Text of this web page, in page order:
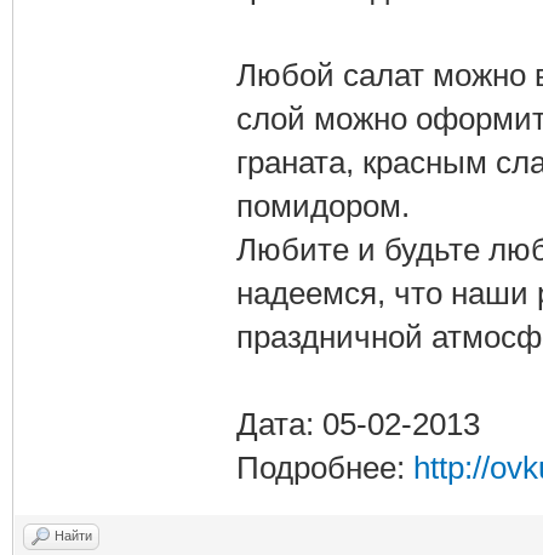
Любой салат можно
слой можно
граната, красным
помидором.
Любите и будьте
надеемся, что наши
праздничной
Дата: 05-02-2013
Подробнее: http://
Найти